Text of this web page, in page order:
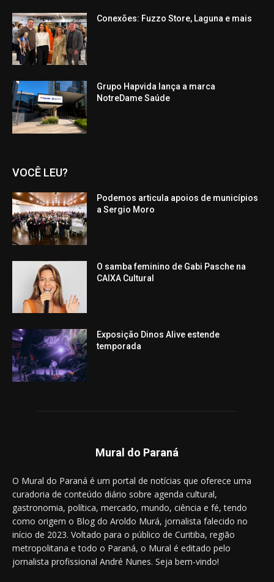
Conexões: Fuzzo Store, Laguna e mais
Grupo Hapvida lança a marca
NotreDame Saúde
VOCÊ LEU?
Podemos articula apoios de municípios
a Sergio Moro
O samba feminino de Gabi Pasche na
CAIXA Cultural
Exposição Dinos Alive estende
temporada
Mural do Paraná
O Mural do Paraná é um portal de notícias que oferece uma
curadoria de conteúdo diário sobre agenda cultural,
gastronomia, política, mercado, mundo, ciência e fé, tendo
como origem o Blog do Aroldo Murá, jornalista falecido no
início de 2023. Voltado para o público de Curitiba, região
metropolitana e todo o Paraná, o Mural é editado pelo
jornalista profissional André Nunes. Seja bem-vindo!